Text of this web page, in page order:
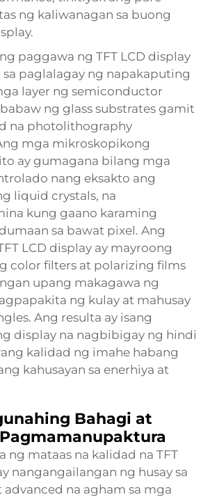
ng kaliwanagan sa buong
paggawa ng TFT LCD display
sa paglalagay ng napakaputing
layer ng semiconductor
ng glass substrates gamit
na photolithography
mga mikroskopikong
ay gumagana bilang mga
nang eksakto ang
liquid crystals, na
kung gaano karaming
sa bawat pixel. Ang
LCD display ay mayroong
color filters at polarizing films
upang makagawa ng
ng kulay at mahusay
Ang resulta ay isang
display na nagbibigay ng hindi
kalidad ng imahe habang
kahusayan sa enerhiya at
Bahagi at
ng mataas na kalidad na TFT
nangangailangan ng husay sa
advanced na agham sa mga